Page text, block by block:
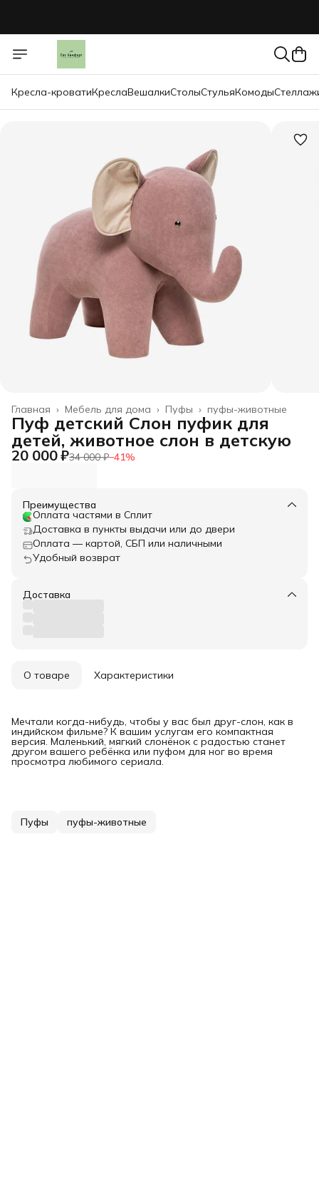
Кресла-кроватиКреслаВешалкиСтолыСтульяКомоды
пуфы-животные
Пуфы ›
Мебель для дома ›
Главная ›
Пуф детский Слон пуфик для
детей, животное слон в детскую
20 000 ₽34 000 ₽−41%
Преимущества
Оплата частями в Сплит
Доставка в пункты выдачи или до двери
Оплата — картой, СБП или наличными
Удобный возврат
Доставка
О товаре Характеристики
Мечтали когда-нибудь, чтобы у вас был друг-слон, как в
индийском фильме? К вашим услугам его компактная
версия. Маленький, мягкий слонёнок с радостью станет
другом вашего ребёнка или пуфом для ног во время
просмотра любимого сериала.
Пуфы пуфы-животные